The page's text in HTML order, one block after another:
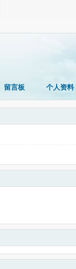
留言板 个人资料